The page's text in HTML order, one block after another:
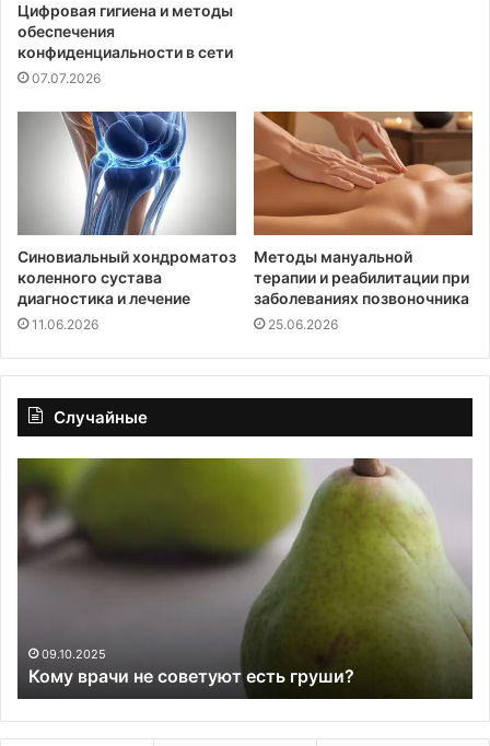
Цифровая гигиена и методы
обеспечения
конфиденциальности в сети
07.07.2026
Синовиальный хондроматоз
коленного сустава
диагностика и лечение
11.06.2026
Методы мануальной
терапии и реабилитации при
заболеваниях позвоночника
25.06.2026
Случайные
не
советуют
есть
09.10.2025
Кому врачи не советуют есть груши?
и